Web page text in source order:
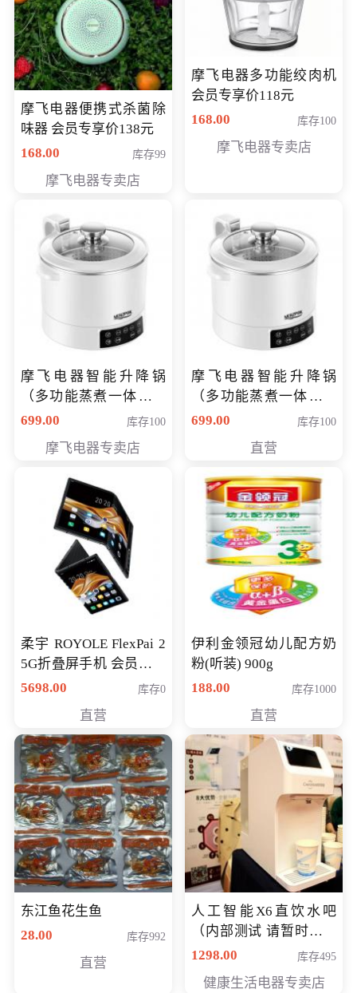
摩飞电器便携式杀菌除
味器 会员专享价138元
168.00
库存99
摩飞电器专卖店
摩飞电器多功能绞肉机
会员专享价118元
168.00
库存100
摩飞电器专卖店
摩飞电器智能升降锅
（多功能蒸煮一体锅）
（智能升降养生锅） 会
699.00 库存100
摩飞电器专卖店
摩飞电器智能升降锅
（多功能蒸煮一体锅）
（智能升降养生锅） 会
699.00 库存100
直营
柔宇 ROYOLE FlexPai 2
5G折叠屏手机 会员专享
购买价格 4998元
5698.00 库存0
直营
伊利金领冠幼儿配方奶
粉(听装) 900g
188.00
库存1000
直营
东江鱼花生鱼
28.00
库存992
直营
人工智能X6直饮水吧
（内部测试 请暂时不要
购买）
1298.00 库存495
健康生活电器专卖店